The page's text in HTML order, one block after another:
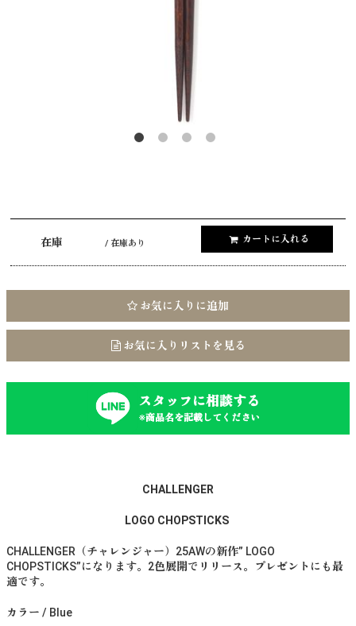
在庫 / 在庫あり カートに入れる
お気に入りに追加
お気に入りリストを見る
スタッフに相談する
※商品名を記載してください
CHALLENGER
LOGO CHOPSTICKS
CHALLENGER（チャレンジャー）25AWの新作” LOGO
CHOPSTICKS”になります。2色展開でリリース。プレゼントにも最
適です。
カラー / Blue